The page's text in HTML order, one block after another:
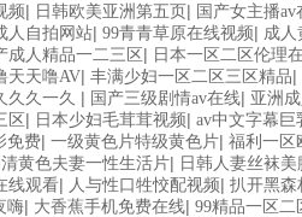
频| 日韩欧美亚洲第五页 | 国产女主播
人自拍网站| 99青青草原在线视频| 成人
成人精品一二三区 | 日本一区二区伦理
天天噜AV| 丰满少妇一区二区三区精品|
久久一久 | 国产三级剧情av在线| 亚洲
区 | 日本少妇毛茸茸视频| av中文字幕巨
免费| 一级黄色片特级黄色片| 福利一区
黄色夫妻一性生活片| 日韩人妻丝袜
线观看| 人与性口牲恔配视频| 扒开黑森
嗨| 大香蕉手机免费在线| 99精品一区二